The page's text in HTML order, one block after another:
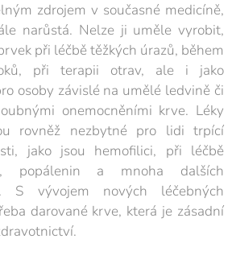
zdrojem v současné medicíně,
narůstá. Nelze ji uměle vyrobit,
při léčbě těžkých úrazů, během
při terapii otrav, ale i jako
osoby závislé na umělé ledvině či
onemocněními krve. Léky
rovněž nezbytné pro lidi trpící
jako jsou hemofilici, při léčbě
popálenin a mnoha dalších
S vývojem nových léčebných
darované krve, která je zásadní